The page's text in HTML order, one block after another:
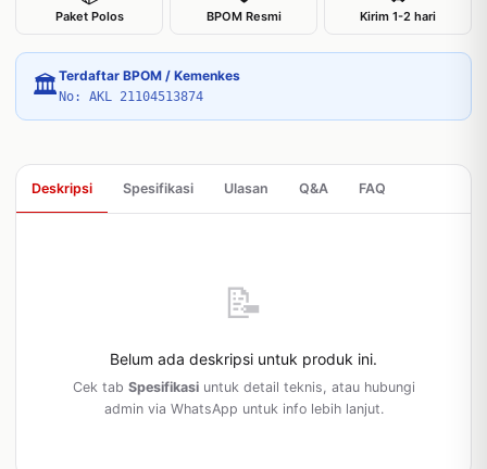
Paket Polos BPOM Resmi Kirim 1-2 hari
🏛Terdaftar BPOM / Kemenkes
No: AKL 21104513874
Deskripsi Spesifikasi Ulasan Q&A FAQ
📝
Belum ada deskripsi untuk produk ini.
Cek tab Spesifikasiuntuk detail teknis, atau hubungi
admin via WhatsApp untuk info lebih lanjut.